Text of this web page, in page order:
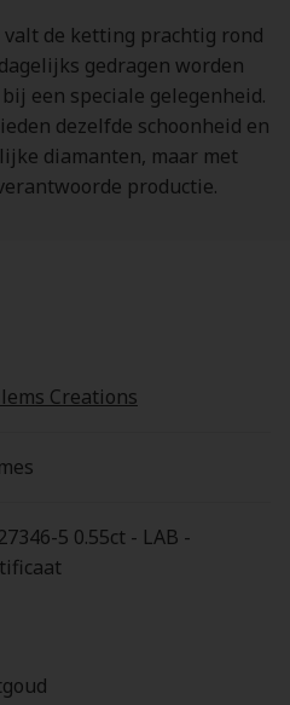
valt de ketting prachtig rond
gedragen worden
een speciale gelegenheid.
dezelfde schoonheid en
diamanten, maar met
productie.
Creations
5 0.55ct - LAB -